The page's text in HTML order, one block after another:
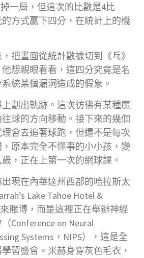
一局，但這次的比數是4比
方式贏下四分，在統計上的機
把畫面從統計數據切到《乓》
想親眼看看，這四分究竟是名
統某個漏洞造成的假象。
劃出軌跡。這次彷彿有某種魔
球的方向移動。接下來的幾個
會去追著球跑，但還不是每次
原本完全不懂事的小小孩，變
，正在上第一次的網球課。
出現在內華達州西部的哈拉斯太
Lake Tahoe Hotel &
賭博，而是這裡正在舉辦神經
Conference on Neural
Systems，NIPS），這是全
習盛會。米赫身穿灰色毛衣，